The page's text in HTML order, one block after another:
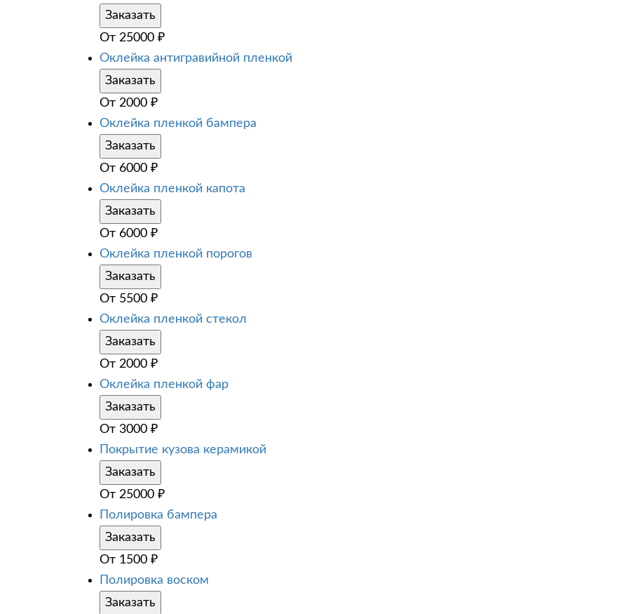
Заказать
От 25000 ₽
Оклейка антигравийной пленкой
Заказать
От 2000 ₽
Оклейка пленкой бампера
Заказать
От 6000 ₽
Оклейка пленкой капота
Заказать
От 6000 ₽
Оклейка пленкой порогов
Заказать
От 5500 ₽
Оклейка пленкой стекол
Заказать
От 2000 ₽
Оклейка пленкой фар
Заказать
От 3000 ₽
Покрытие кузова керамикой
Заказать
От 25000 ₽
Полировка бампера
Заказать
От 1500 ₽
Полировка воском
Заказать